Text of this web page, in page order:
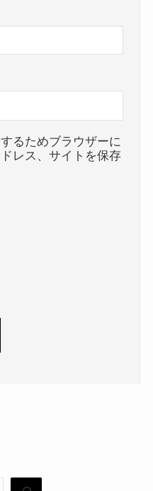
るためブラウザーに
レス、サイトを保存